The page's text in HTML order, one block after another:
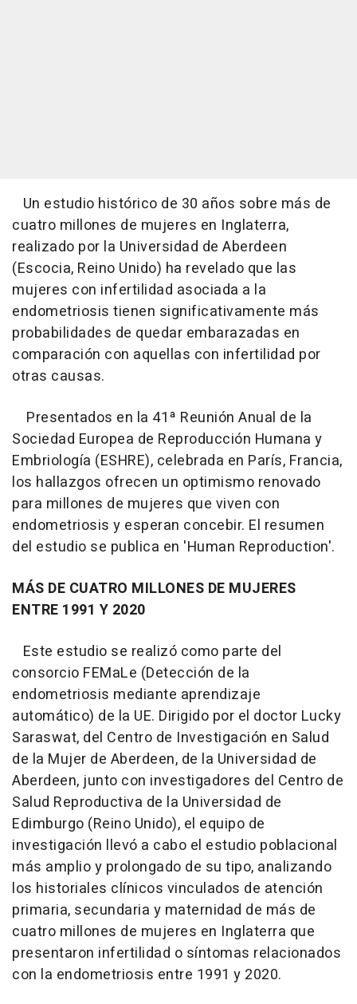
Un estudio histórico de 30 años sobre más de
cuatro millones de mujeres en Inglaterra,
realizado por la Universidad de Aberdeen
(Escocia, Reino Unido) ha revelado que las
mujeres con infertilidad asociada a la
endometriosis tienen significativamente más
probabilidades de quedar embarazadas en
comparación con aquellas con infertilidad por
otras causas.
Presentados en la 41ª Reunión Anual de la
Sociedad Europea de Reproducción Humana y
Embriología (ESHRE), celebrada en París, Francia,
los hallazgos ofrecen un optimismo renovado
para millones de mujeres que viven con
endometriosis y esperan concebir. El resumen
del estudio se publica en 'Human Reproduction'.
MÁS DE CUATRO MILLONES DE MUJERES
ENTRE 1991 Y 2020
Este estudio se realizó como parte del
consorcio FEMaLe (Detección de la
endometriosis mediante aprendizaje
automático) de la UE. Dirigido por el doctor Lucky
Saraswat, del Centro de Investigación en Salud
de la Mujer de Aberdeen, de la Universidad de
Aberdeen, junto con investigadores del Centro de
Salud Reproductiva de la Universidad de
Edimburgo (Reino Unido), el equipo de
investigación llevó a cabo el estudio poblacional
más amplio y prolongado de su tipo, analizando
los historiales clínicos vinculados de atención
primaria, secundaria y maternidad de más de
cuatro millones de mujeres en Inglaterra que
presentaron infertilidad o síntomas relacionados
con la endometriosis entre 1991 y 2020.